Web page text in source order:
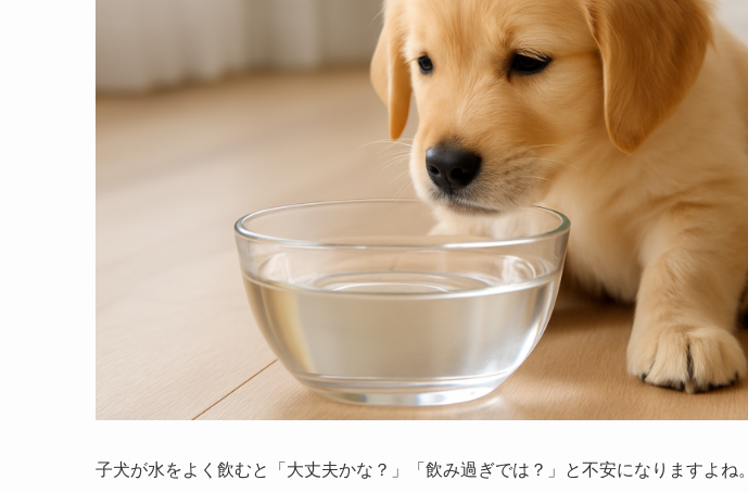
子犬が水をよく飲むと「大丈夫かな？」「飲み過ぎでは？」と不安になりますよね。